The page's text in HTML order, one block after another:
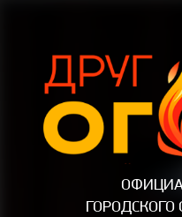
ГОРОДСКОГО